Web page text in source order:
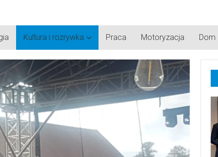
Kultura i rozrywka Praca Motoryzacja Dom